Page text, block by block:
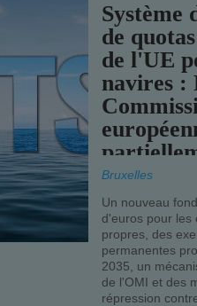
Système
de
de l'UE
navires :
Bruxelles
Un nouveau
d'euros pour les
propres, des
permanentes
2035, un
de l'OMI et des
répression